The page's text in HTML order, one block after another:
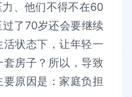
、他们不得不在60
了70岁还会要继续
状态下，让年轻一
房子？所以，导致
原因是：家庭负担